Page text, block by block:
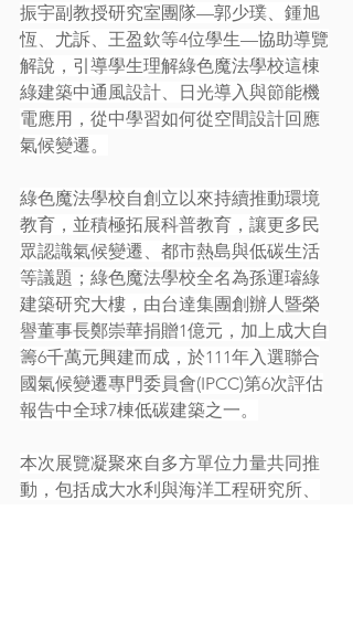
振宇副教授研究室團隊—郭少璞、鍾旭
恆、尤訴、王盈欽等4位學生—協助導覽
解說，引導學生理解綠色魔法學校這棟
綠建築中通風設計、日光導入與節能機
電應用，從中學習如何從空間設計回應
氣候變遷。
綠色魔法學校自創立以來持續推動環境
教育，並積極拓展科普教育，讓更多民
眾認識氣候變遷、都市熱島與低碳生活
等議題；綠色魔法學校全名為孫運璿綠
建築研究大樓，由台達集團創辦人暨榮
譽董事長鄭崇華捐贈1億元，加上成大自
籌6千萬元興建而成，於111年入選聯合
國氣候變遷專門委員會(IPCC)第6次評估
報告中全球7棟低碳建築之一。
本次展覽凝聚來自多方單位力量共同推
動，包括成大水利與海洋工程研究所、